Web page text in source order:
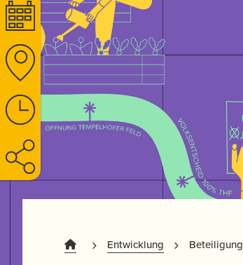
Entwicklung Beteiligung